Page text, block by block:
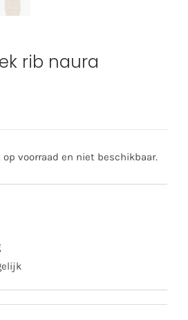
rib naura
voorraad en niet beschikbaar.